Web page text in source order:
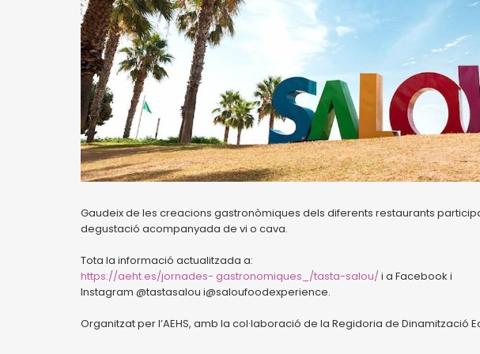
Gaudeix de les creacions gastronòmiques dels diferents restaurants
degustació acompanyada de vi o cava.
Tota la informació actualitzada a:
https://aeht.es/jornades- gastronomiques_/tasta-salou/i a Facebook i
Instagram @tastasalou i@saloufoodexperience.
Organitzat per l’AEHS, amb la col·laboració de la Regidoria de Dinamització